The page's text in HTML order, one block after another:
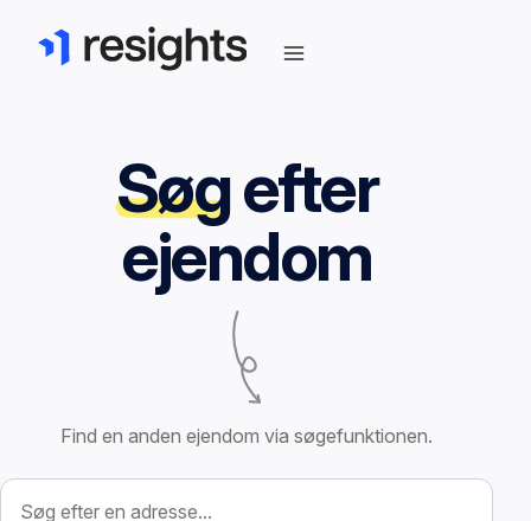
Søgefter
ejendom
Find en anden ejendom via søgefunktionen.
Søg efter ejendom